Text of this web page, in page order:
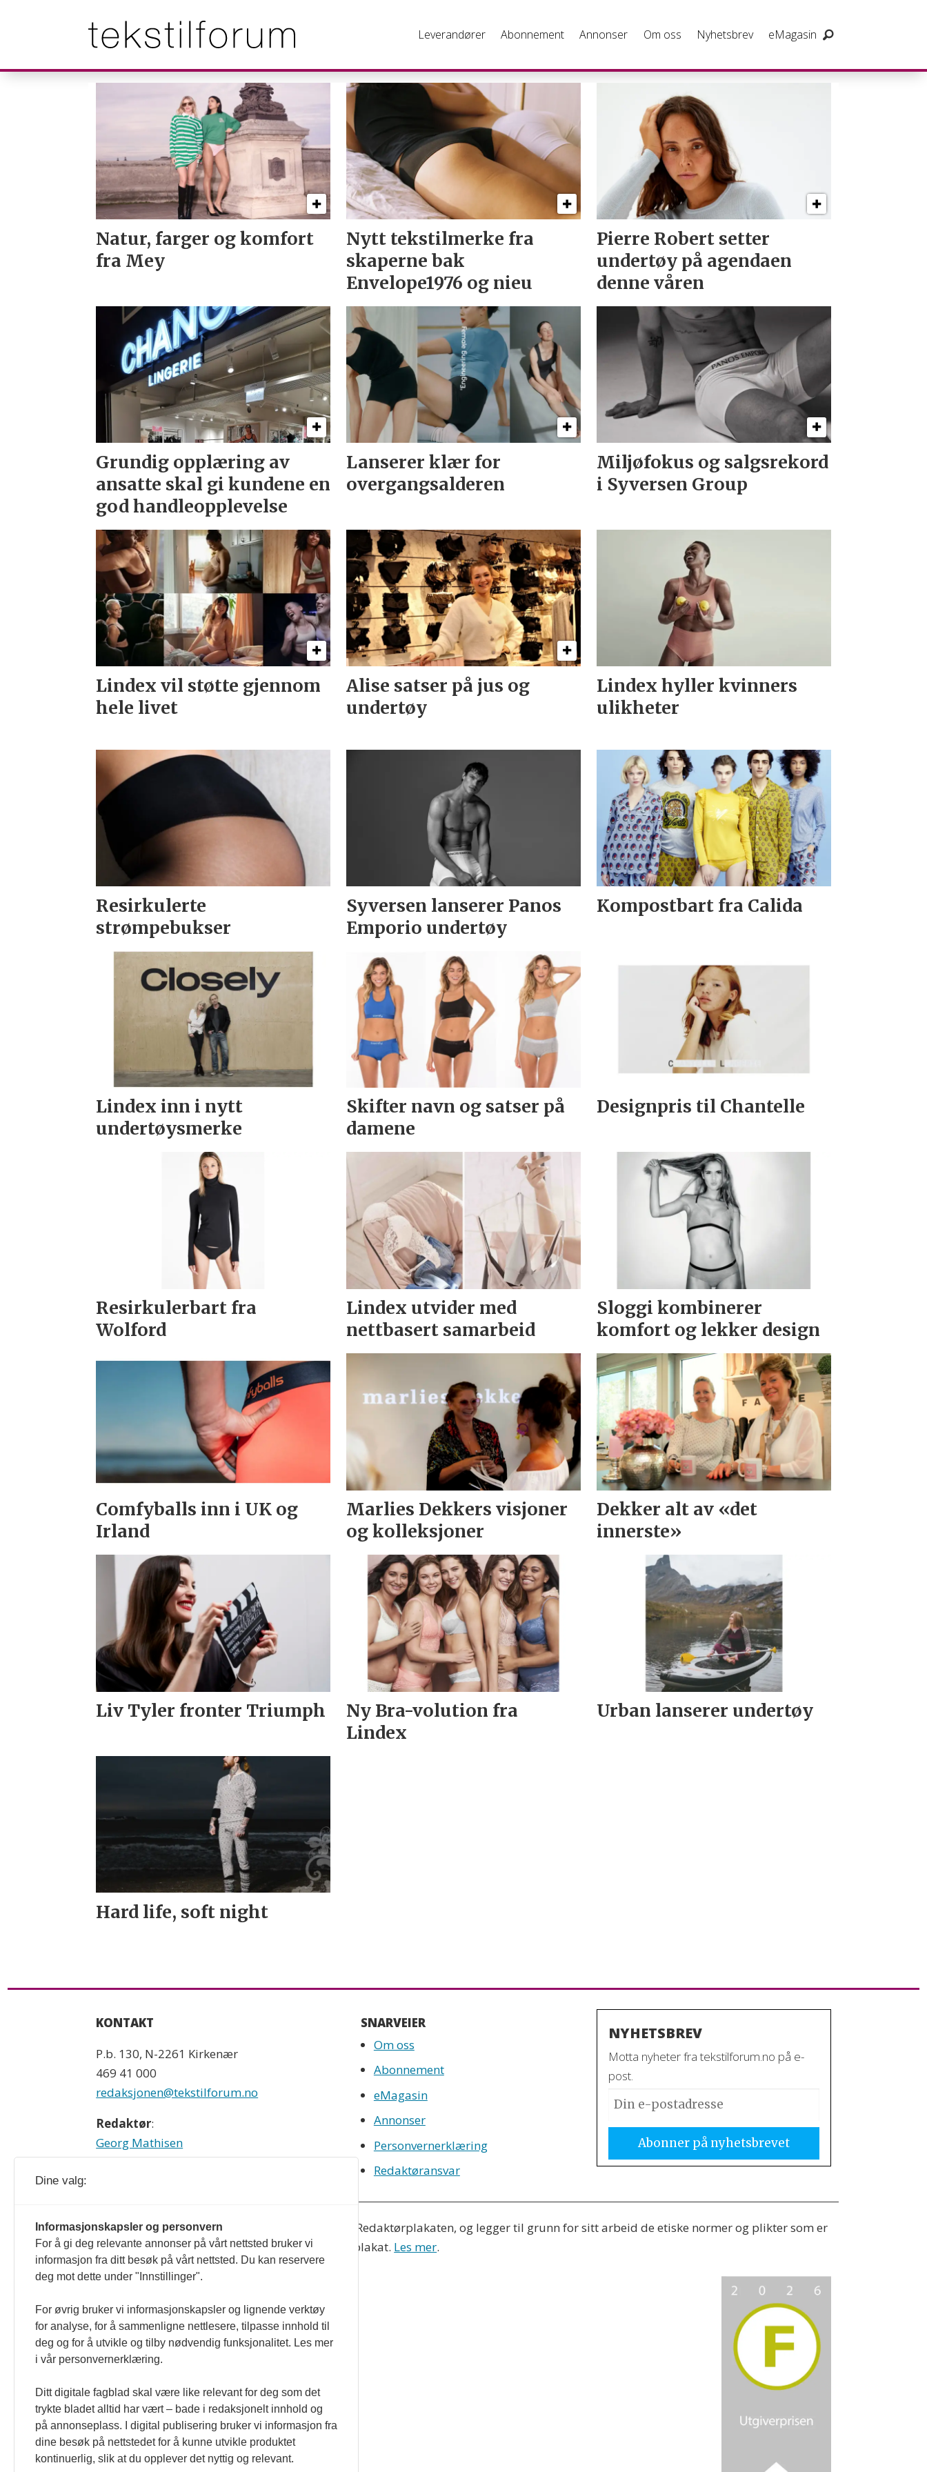
Leverandører Abonnement Annonser Om oss Nyhetsbrev eMagasin
Natur, farger og komfort
fra Mey
Nytt tekstil­merke fra
skaperne bak
Envelope1976 og nieu
Pierre Robert setter
undertøy på agendaen
denne våren
Grundig opplæring av
ansatte skal gi kundene en
god handleopplevelse
Lanserer klær for
overgangsalderen
Miljøfokus og salgsrekord
i Syversen Group
Lindex vil støtte gjennom
hele livet
Alise satser på jus og
undertøy
Lindex hyller kvinners
ulikheter
Resirkulerte
strømpebukser
Syversen lanserer Panos
Emporio undertøy
Kompostbart fra Calida
Lindex inn i nytt
undertøysmerke
Skifter navn og satser på
damene
Designpris til Chantelle
Resirkulerbart fra
Wolford
Lindex utvider med
nettbasert samarbeid
Sloggi kombinerer
komfort og lekker design
Comfyballs inn i UK og
Irland
Marlies Dekkers visjoner
og kolleksjoner
Dekker alt av «det
innerste»
Liv Tyler fronter Triumph
Ny Bra-volution fra
Lindex
Urban lanserer undertøy
Hard life, soft night
KONTAKT
P.b. 130, N-2261 Kirkenær
469 41 000
redaksjonen@tekstilforum.no
Redaktør:
Georg Mathisen
90 93 28 97
SNARVEIER
Om oss
Abonnement
eMagasin
Annonser
Personvernerklæring
Redaktøransvar
NYHETSBREV
Motta nyheter fra tekstilforum.no på e-
post.
Tekstilforum og tekstilforum.no redigeres etter Redaktørplakaten, og legger til grunn for sitt arbeid de etiske normer og plikter som er
formulert i Norsk Presseforbunds Vær Varsom-plakat. Les mer.
Dine valg:
Informasjonskapsler og personvern
For å gi deg relevante annonser på vårt nettsted bruker vi
informasjon fra ditt besøk på vårt nettsted. Du kan reservere
deg mot dette under "Innstillinger".
For øvrig bruker vi informasjonskapsler og lignende verktøy
for analyse, for å sammenligne nettlesere, tilpasse innhold til
deg og for å utvikle og tilby nødvendig funksjonalitet. Les mer
i vår personvernerklæring.
Ditt digitale fagblad skal være like relevant for deg som det
trykte bladet alltid har vært – bade i redaksjonelt innhold og
på annonseplass. I digital publisering bruker vi informasjon fra
dine besøk på nettstedet for å kunne utvikle produktet
kontinuerlig, slik at du opplever det nyttig og relevant.